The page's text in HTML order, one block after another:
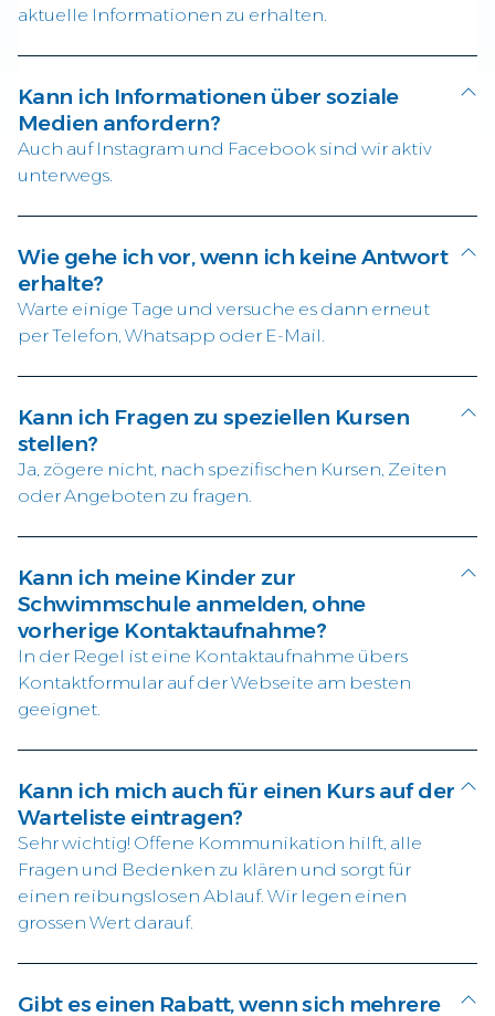
aktuelle Informationen zu erhalten.
Kann ich Informationen über soziale
Medien anfordern?
Auch auf Instagram und Facebook sind wir aktiv
unterwegs.
Wie gehe ich vor, wenn ich keine Antwort
erhalte?
Warte einige Tage und versuche es dann erneut
per Telefon, Whatsapp oder E-Mail.
Kann ich Fragen zu speziellen Kursen
stellen?
Ja, zögere nicht, nach spezifischen Kursen, Zeiten
oder Angeboten zu fragen.
Kann ich meine Kinder zur
Schwimmschule anmelden, ohne
vorherige Kontaktaufnahme?
In der Regel ist eine Kontaktaufnahme übers
Kontaktformular auf der Webseite am besten
geeignet.
Kann ich mich auch für einen Kurs auf der
Warteliste eintragen?
Sehr wichtig! Offene Kommunikation hilft, alle
Fragen und Bedenken zu klären und sorgt für
einen reibungslosen Ablauf. Wir legen einen
grossen Wert darauf.
Gibt es einen Rabatt, wenn sich mehrere